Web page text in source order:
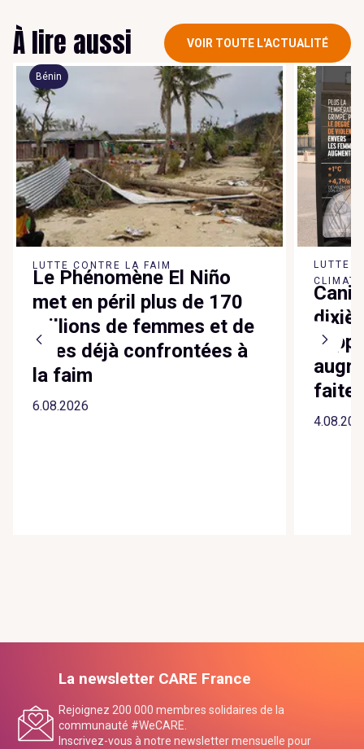
À lire aussi VOIR TOUTE L'ACTUALITÉ
Bénin
LUTTE CONTRE LA FAIM
Le Phénomène El Niño
met en péril plus de 170
millions de femmes et de
filles déjà confrontées à
la faim
6.08.2026
LUTTE
La newsletter CARE France
Rejoignez 200 000 membres solidaires de la
communauté #WeCARE.
Inscrivez-vous à notre newsletter mensuelle pour